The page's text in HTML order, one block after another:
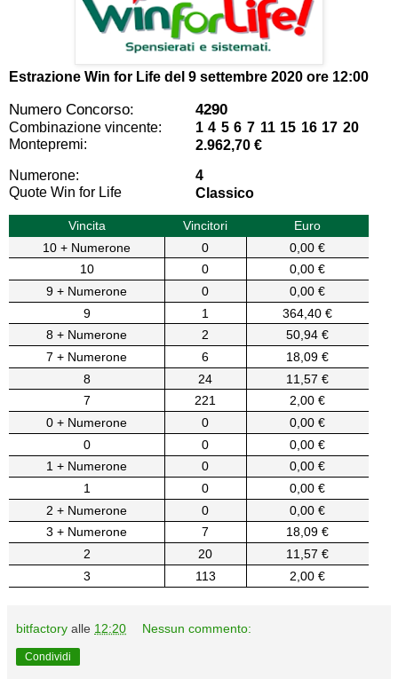
Estrazione Win for Life del 9 settembre 2020 ore 12:00
Numero Concorso: 4290
Combinazione vincente:
1 4 5 6 7 11 15 16 17 20
Montepremi:
2.962,70 €
Numerone:
4
Quote Win for Life
Classico
Vincita Vincitori
Euro
10 + Numerone
0
0,00 €
10
0
0,00 €
9 + Numerone
0
0,00 €
9
1
364,40 €
8 + Numerone
2
50,94 €
7 + Numerone
6
18,09 €
8
24
11,57 €
7
221
2,00 €
0 + Numerone
0
0,00 €
0
0
0,00 €
1 + Numerone
0
0,00 €
1
0
0,00 €
2 + Numerone
0
0,00 €
3 + Numerone
7
18,09 €
2
20
11,57 €
3
113 2,00 €
bitfactory alle 12:20 Nessun commento:
Condividi